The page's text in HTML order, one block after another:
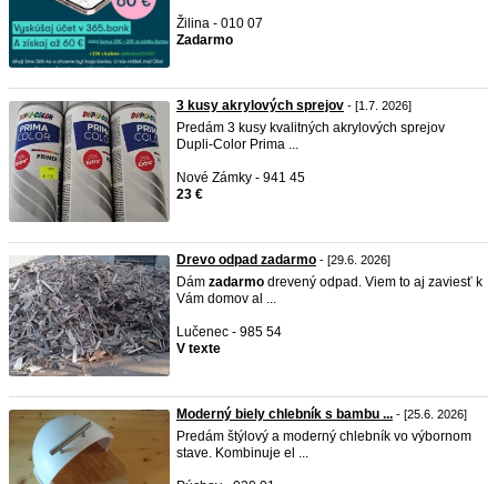
Žilina - 010 07
Zadarmo
3 kusy akrylových sprejov - [1.7. 2026]
Predám 3 kusy kvalitných akrylových sprejov
Dupli-Color Prima ...
Nové Zámky - 941 45
23 €
Drevo odpad zadarmo - [29.6. 2026]
Dám zadarmo drevený odpad. Viem to aj zaviesť k
Vám domov al ...
Lučenec - 985 54
V texte
Moderný biely chlebník s bambu ... - [25.6. 2026]
Predám štýlový a moderný chlebník vo výbornom
stave. Kombinuje el ...